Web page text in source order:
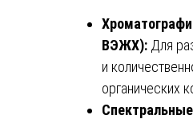
ВЭЖХ): Для
и
органических